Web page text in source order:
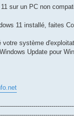
sur un PC non
11 installé, faites
votre système
Update pour